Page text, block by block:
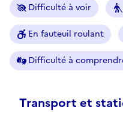
Difficulté à voir
En fauteuil roulant
Difficulté à
Transport et